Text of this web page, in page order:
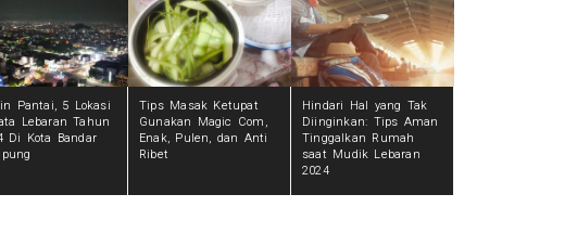
Pantai, 5 Lokasi
Lebaran Tahun
Di Kota Bandar
Tips Masak Ketupat
Gunakan Magic Com,
Enak, Pulen, dan Anti
Ribet
Hindari Hal yang Tak
Diinginkan: Tips Aman
Tinggalkan Rumah
saat Mudik Lebaran
2024